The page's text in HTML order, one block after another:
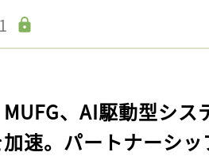
MUFG、AI駆動型シ
加速。パートナーシ